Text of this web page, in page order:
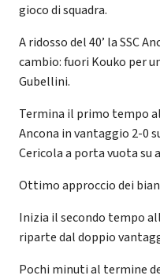
gioco di squadra.
A ridosso del 40’ la SSC
cambio: fuori Kouko per
Gubellini.
Termina il primo tempo
Ancona in vantaggio 2-0
Cericola a porta vuota su
Ottimo approccio dei
Inizia il secondo tempo
riparte dal doppio
Pochi minuti al termine